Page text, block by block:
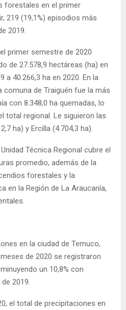
forestales en el primer
219 (19,1%) episodios más
2019.
primer semestre de 2020
de 27.578,9 hectáreas (ha) en
a 40.266,3 ha en 2020. En la
comuna de Traiguén fue la más
con 8.348,0 ha quemadas, lo
total regional. Le siguieron las
ha) y Ercilla (4.704,3 ha).
Técnica Regional cubre el
promedio, además de la
forestales y la
en la Región de La Araucanía,
en la ciudad de Temuco,
de 2020 se registraron
un 10,8% con
2019.
el total de precipitaciones en